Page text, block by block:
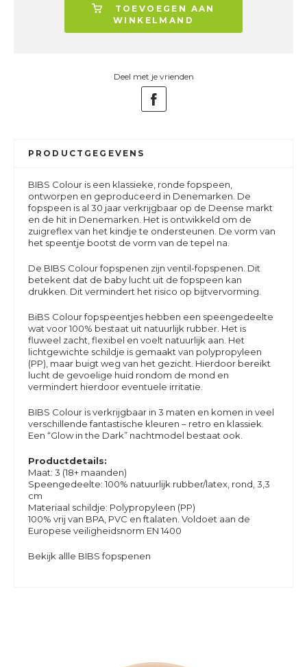
TOEVOEGEN AAN
WINKELMAND
Deel met je vrienden
PRODUCTGEGEVENS
BIBS Colour is een klassieke, ronde fopspeen,
ontworpen en geproduceerd in Denemarken. De
fopspeen is al 30 jaar verkrijgbaar op de Deense markt
en de hit in Denemarken. Het is ontwikkeld om de
zuigreflex van het kindje te ondersteunen. De vorm van
het speentje bootst de vorm van de tepel na.
De BIBS Colour fopspenen zijn ventil-fopspenen. Dit
betekent dat de baby lucht uit de fopspeen kan
drukken. Dit vermindert het risico op bijtvervorming.
BiBS Colour fopspeentjes hebben een speengedeelte
wat voor 100% bestaat uit natuurlijk rubber. Het is
fluweel zacht, flexibel en voelt natuurlijk aan. Het
lichtgewichte schildje is gemaakt van polypropyleen
(PP), maar buigt weg van het gezicht. Hierdoor bereikt
lucht de gevoelige huid rondom de mond en
vermindert hierdoor eventuele irritatie.
BIBS Colour is verkrijgbaar in 3 maten en komen in veel
verschillende fantastische kleuren – retro en klassiek.
Een “Glow in the Dark” nachtmodel bestaat ook.
Productdetails:
Maat: 3 (18+ maanden)
Speengedeelte: 100% natuurlijk rubber/latex, rond, 3,3
cm
Materiaal schildje: Polypropyleen (PP)
100% vrij van BPA, PVC en ftalaten. Voldoet aan de
Europese veiligheidsnorm EN 1400
Bekijk allle BIBS fopspenen